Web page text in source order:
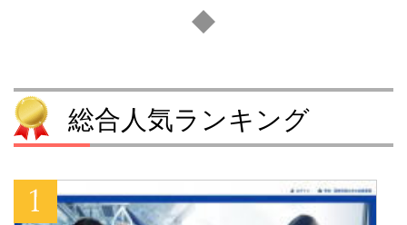
総合人気ランキング